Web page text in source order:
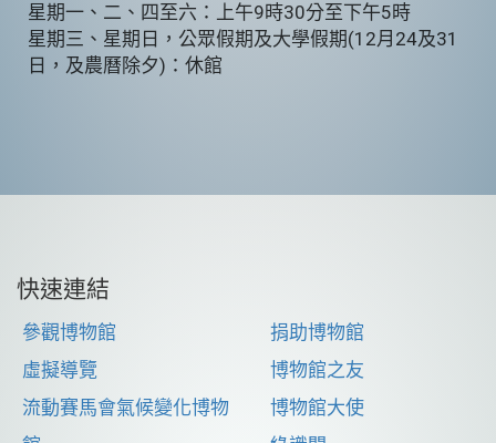
星期一、二、四至六：上午9時30分至下午5時
星期三、星期日，公眾假期及大學假期(12月24及31
日，及農曆除夕)：休館
快速連結
參觀博物館
虛擬導覽
流動賽馬會氣候變化博物
捐助博物館
博物館之友
博物館大使